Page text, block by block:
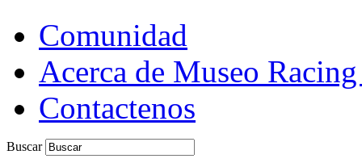
Comunidad
Acerca de Museo
Contactenos
Buscar